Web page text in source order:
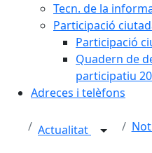
Tecn. de la
Participació
Participació
Quadern de
participatiu
Adreces i telèfons
Actualitat